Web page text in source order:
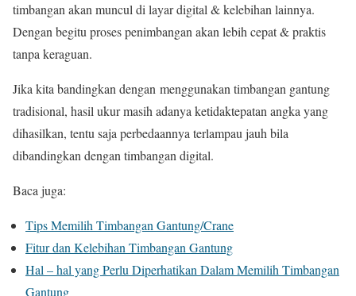
timbangan akan muncul di layar digital & kelebihan lainnya.
Dengan begitu proses penimbangan akan lebih cepat & praktis
tanpa keraguan.
Jika kita bandingkan dengan menggunakan timbangan gantung
tradisional, hasil ukur masih adanya ketidaktepatan angka yang
dihasilkan, tentu saja perbedaannya terlampau jauh bila
dibandingkan dengan timbangan digital.
Baca juga:
Tips Memilih Timbangan Gantung/Crane
Fitur dan Kelebihan Timbangan Gantung
Hal – hal yang Perlu Diperhatikan Dalam Memilih Timbangan
Gantung